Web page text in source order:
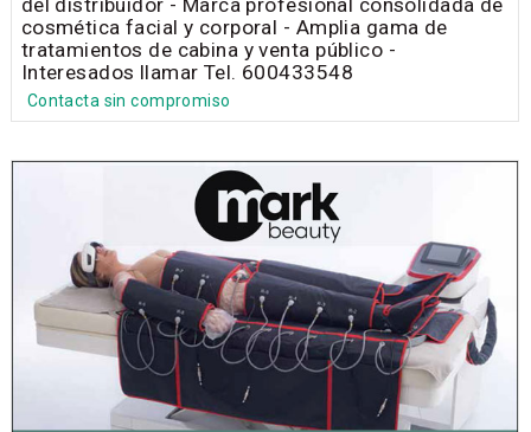
del distribuidor - Marca profesional consolidada de
cosmética facial y corporal - Amplia gama de
tratamientos de cabina y venta público -
Interesados llamar Tel. 600433548
Contacta sin compromiso